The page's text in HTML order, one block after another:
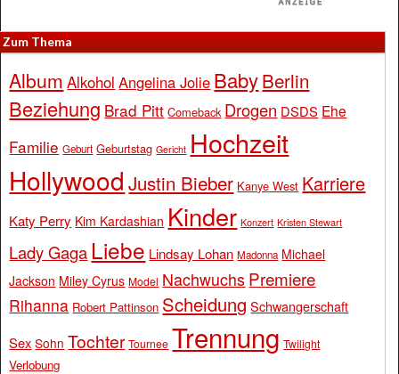
Zum Thema
Album Alkohol Angelina Jolie BabyBerlin
Beziehung Brad Pitt Comeback Drogen DSDS Ehe
Familie Geburt Geburtstag Gericht Hochzeit
Hollywood Justin Bieber Kanye West Karriere
Katy Perry Kim Kardashian Kinder Konzert Kristen Stewart
Lady Gaga Liebe Lindsay Lohan Madonna Michael
Jackson Miley Cyrus Model Nachwuchs Premiere
Rihanna Robert Pattinson Scheidung Schwangerschaft
Sex Sohn Tochter Tournee Trennung Twilight
Verlobung